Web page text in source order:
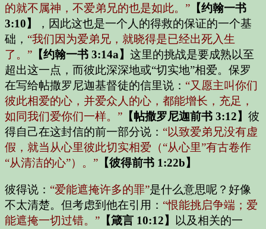
的就不属神，不爱弟兄的也是如此。” 【约翰一书
3:10】
，因此这也是一个人的得救的保证的一个基
础， “我们因为爱弟兄，就晓得是已经出死入生
了。” 【约翰一书 3:14a】 这里的挑战是要成熟以至
超出这一点，而彼此深深地或“切实地”相爱。保罗
在写给帖撒罗尼迦基督徒的信里说： “又愿主叫你们
彼此相爱的心，并爱众人的心，都能增长，充足，
如同我们爱你们一样。” 【帖撒罗尼迦前书 3:12】 彼
得自己在这封信的前一部分说： “以致爱弟兄没有虚
假，就当从心里彼此切实相爱（“从心里”有古卷作
“从清洁的心”）。” 【彼得前书 1:22b】
彼得说： “爱能遮掩许多的罪”是什么意思呢？好像
不太清楚。但考虑到他在引用： “恨能挑启争端；爱
能遮掩一切过错。” 【箴言 10:12】
以及相关的一